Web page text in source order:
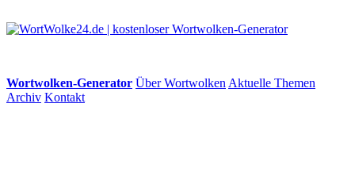
Wortwolken-Generator Über Wortwolken Aktuelle Themen
Archiv Kontakt